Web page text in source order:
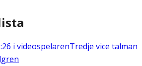
i videospelarenTredje vice talman